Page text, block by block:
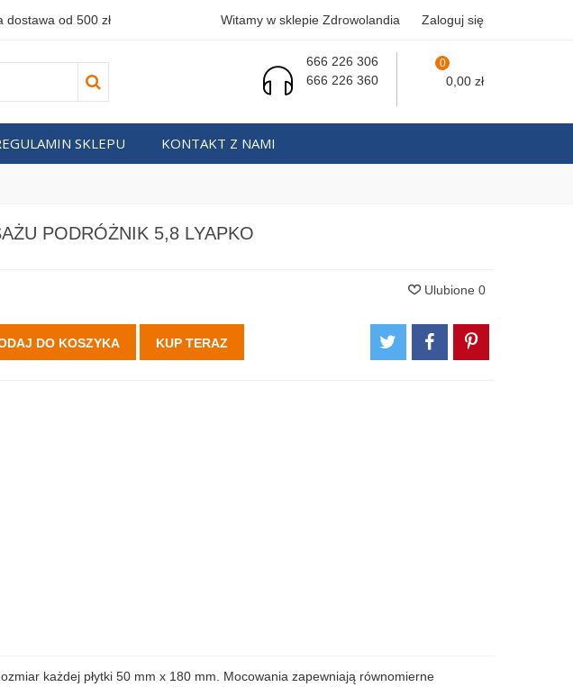
dostawa od 500 zł Witamy w sklepie Zdrowolandia Zaloguj się
666 226 306
666 226 360
0
0,00 zł
SKLEPU KONTAKT Z NAMI
PODRÓŻNIK 5,8 LYAPKO
Ulubione 0
DO KOSZYKA KUP TERAZ
każdej płytki 50 mm x 180 mm. Mocowania zapewniają równomierne